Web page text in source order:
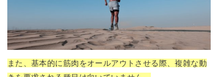
また、基本的に筋肉をオールアウトさせる際、複雑な動